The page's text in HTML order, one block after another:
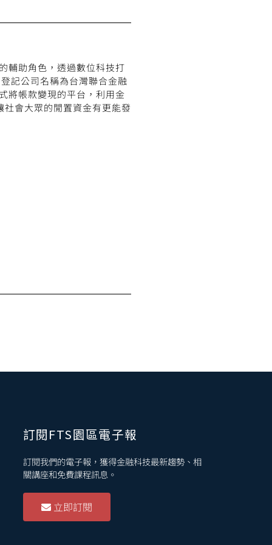
輔助角色，透過數位科技打
記公司名稱為台灣聯合金融
將帳款變現的平台，利用金
會大眾的閒置資金有更能發
訂閱FTS園區電子報
訂閱我們的電子報，獲得金融科技最新趨勢、相
關講座和免費課程訊息。
立即訂閱